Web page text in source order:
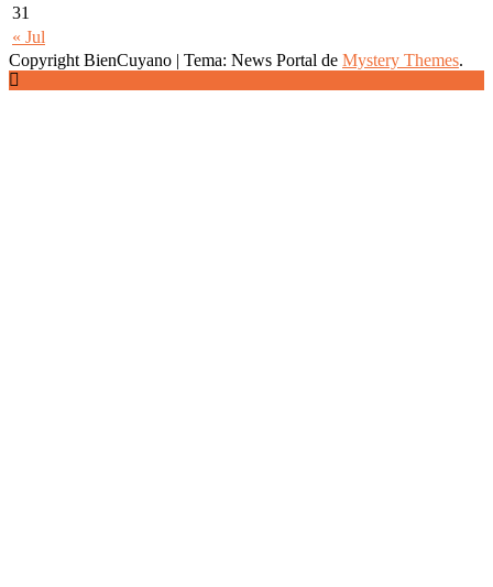
« Jul
31
Copyright BienCuyano | Tema: News Portal de Mystery Themes.